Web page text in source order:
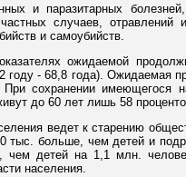
и паразитарных
случаев, отравлений
и самоубийств.
ожидаемой
году - 68,8 года). Ожидаемая
сохранении имеющегося
до 60 лет лишь 58
ведет к старению
тыс. больше, чем детей и
чем детей на 1,1 млн.
населения.